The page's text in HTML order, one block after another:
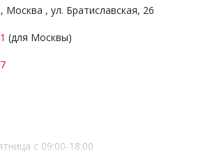
, Москва , ул. Братиславская, 26
(для Москвы)
с 09:00-18:00